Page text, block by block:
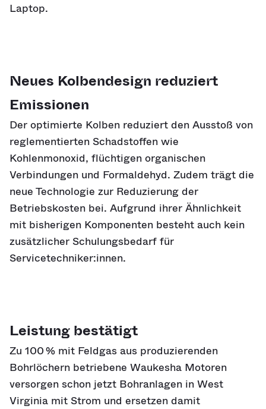
Laptop.
Neues Kolbendesign reduziert
Emissionen
Der optimierte Kolben reduziert den Ausstoß von
reglementierten Schadstoffen wie
Kohlenmonoxid, flüchtigen organischen
Verbindungen und Formaldehyd. Zudem trägt die
neue Technologie zur Reduzierung der
Betriebskosten bei. Aufgrund ihrer Ähnlichkeit
mit bisherigen Komponenten besteht auch kein
zusätzlicher Schulungsbedarf für
Servicetechniker:innen.
Leistung bestätigt
Zu 100 % mit Feldgas aus produzierenden
Bohrlöchern betriebene Waukesha Motoren
versorgen schon jetzt Bohranlagen in West
Virginia mit Strom und ersetzen damit